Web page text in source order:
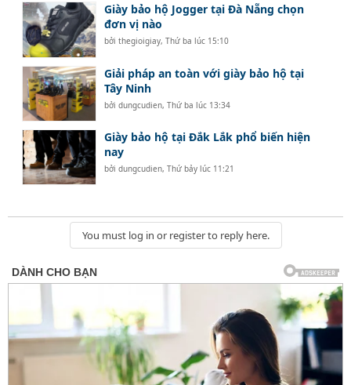
Giày bảo hộ Jogger tại Đà Nẵng chọn
đơn vị nào
bởithegioigiay,Thứ ba lúc 15:10
Giải pháp an toàn với giày bảo hộ tại
Tây Ninh
bởidungcudien,Thứ ba lúc 13:34
Giày bảo hộ tại Đắk Lắk phổ biến hiện
nay
bởidungcudien,Thứ bảy lúc 11:21
You must log in or register to reply here.